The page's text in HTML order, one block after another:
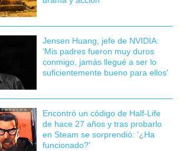
Jensen Huang, jefe de NVIDIA:
'Mis padres fueron muy duros
conmigo, jamás llegué a ser lo
suficientemente bueno para ellos'
Encontró un código de Half-Life
de hace 27 años y tras probarlo
en Steam se sorprendió: '¿Ha
funcionado?'